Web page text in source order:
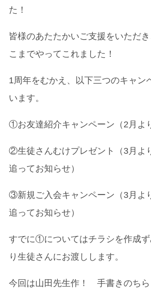
た！
皆様のあたたかいご支援をいただ
こまでやってこれました！
1周年をむかえ、以下三つのキャン
います。
①お友達紹介キャンペーン（2月よ
②生徒さんむけプレゼント（3月よ
追ってお知らせ）
③新規ご入会キャンペーン（3月よ
追ってお知らせ）
すでに①についてはチラシを作成ず
り生徒さんにお渡しします。
今回は山田先生作！ 手書きのちら